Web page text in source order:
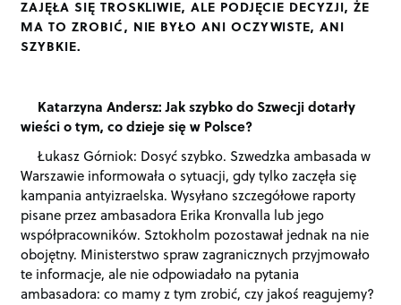
ZAJĘŁA SIĘ TROSKLIWIE, ALE PODJĘCIE DECYZJI, ŻE
MA TO ZROBIĆ, NIE BYŁO ANI OCZYWISTE, ANI
SZYBKIE.
Katarzyna Andersz: Jak szybko do Szwecji dotarły
wieści o tym, co dzieje się w Polsce?
Łukasz Górniok: Dosyć szybko. Szwedzka ambasada w
Warszawie informowała o sytuacji, gdy tylko zaczęła się
kampania antyizraelska. Wysyłano szczegółowe raporty
pisane przez ambasadora Erika Kronvalla lub jego
współpracowników. Sztokholm pozostawał jednak na nie
obojętny. Ministerstwo spraw zagranicznych przyjmowało
te informacje, ale nie odpowiadało na pytania
ambasadora: co mamy z tym zrobić, czy jakoś reagujemy?